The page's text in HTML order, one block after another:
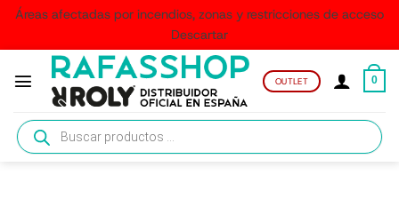
Áreas afectadas por incendios, zonas y restricciones de acceso
Descartar
contenido
OUTLET 0
Búsqueda
de
productos